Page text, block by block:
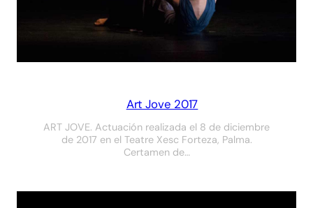
Art Jove 2017
ART JOVE. Actuación realizada el 8 de diciembre
de 2017 en el Teatre Xesc Forteza, Palma.
Certamen de…